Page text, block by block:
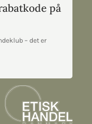
på
– det er